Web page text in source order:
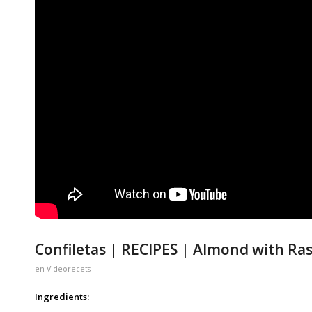
Confiletas | RECIPES | Almond with
en Videorecets
Ingredients: